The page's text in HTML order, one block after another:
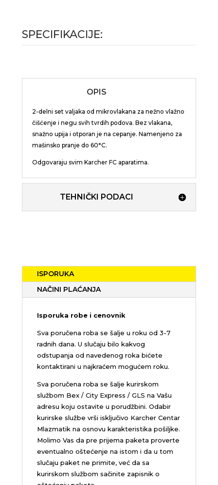
SPECIFIKACIJE:
OPIS
2-delni set valjaka od mikrovlakana za nežno vlažno
čišćenje i negu svih tvrdih podova. Bez vlakana,
snažno upija i otporan je na cepanje. Namenjeno za
mašinsko pranje do 60°C.
Odgovaraju svim Karcher FC aparatima.
TEHNIČKI PODACI
ISPORUKA
NAČINI PLAĆANJA
Isporuka robe i cenovnik
Sva poručena roba se šalje u roku od 3-7
radnih dana. U slučaju bilo kakvog
odstupanja od navedenog roka bićete
kontaktirani u najkraćem mogućem roku.
Sva poručena roba se šalje kurirskom
službom Bex / City Express / GLS na Vašu
adresu koju ostavite u porudžbini. Odabir
kurirske službe vrši isključivo Karcher Centar
Mlazmatik na osnovu karakteristika pošiljke.
Molimo Vas da pre prijema paketa proverte
eventualno oštećenje na istom i da u tom
slučaju paket ne primite, već da sa
kurirskom službom sačinite zapisnik o